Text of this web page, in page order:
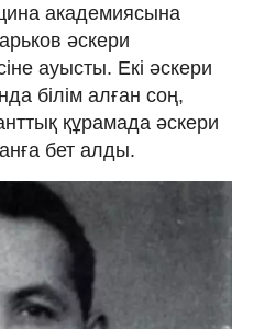
академиясына
әскери
ауысты. Екі әскери
білім алған соң,
құрамада әскери
бет алды.